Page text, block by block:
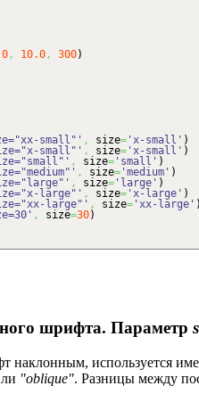
, 10.0, 300)
small"' , size= 'x-small' )
small"' , size= 'x-small' )
, size= 'small' )
, size= 'medium' )
, size= 'large' )
large"' , size= 'x-large' )
large"' , size= 'xx-large' )
, size=30)
шрифта. Параметр
наклонным, используется
"oblique". Разницы между